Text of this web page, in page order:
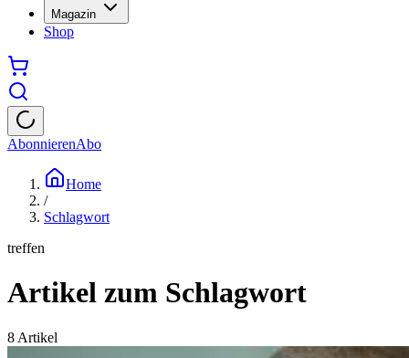
Magazin
Shop
AbonnierenAbo
Home
/
Schlagwort
treffen
Artikel zum Schlagwort
8 Artikel